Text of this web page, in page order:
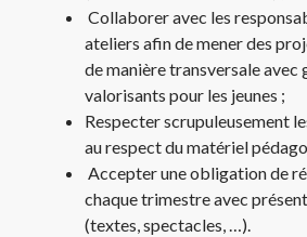
Collaborer avec les
ateliers afin de mener des
de manière transversale avec
valorisants pour les jeunes ;
Respecter scrupuleusement
au respect du matériel
Accepter une obligation de
chaque trimestre avec
(textes, spectacles, …).